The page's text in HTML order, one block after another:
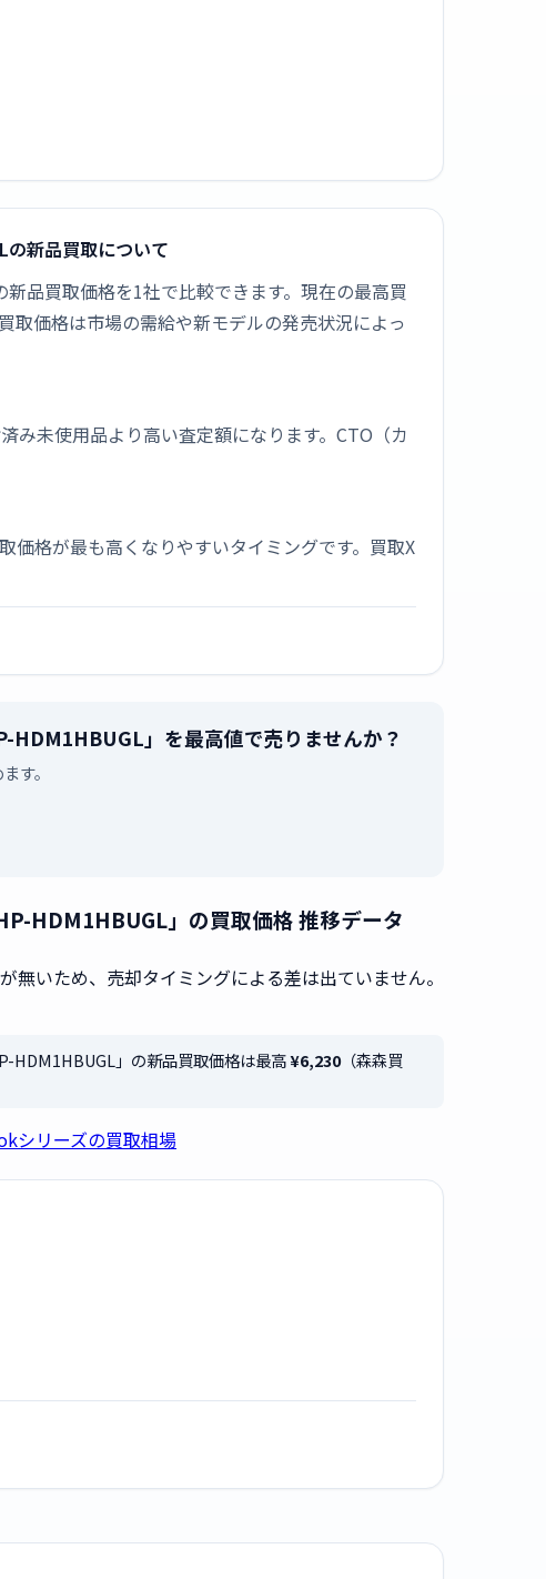
新品買取について
品買取価格を1社で比較できます。現在の最高買
取価格は市場の需給や新モデルの発売状況によっ
み未使用品より高い査定額になります。CTO（カ
価格が最も高くなりやすいタイミングです。買取X
」を最高値で売りませんか？
す。
HDM1HBUGL」の買取価格 推移データ
無いため、売却タイミングによる差は出ていません。
」の新品買取価格は最高¥6,230（森森買
シリーズの買取相場